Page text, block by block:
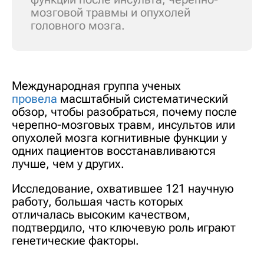
мозговой травмы и опухолей
головного мозга.
Международная группа ученых
провела масштабный систематический
обзор, чтобы разобраться, почему после
черепно-мозговых травм, инсультов или
опухолей мозга когнитивные функции у
одних пациентов восстанавливаются
лучше, чем у других.
Исследование, охватившее 121 научную
работу, большая часть которых
отличалась высоким качеством,
подтвердило, что ключевую роль играют
генетические факторы.